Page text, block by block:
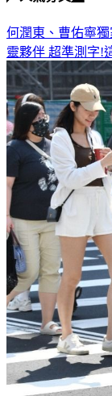
何潤東、曹佑寧
靈夥伴 超準測字!